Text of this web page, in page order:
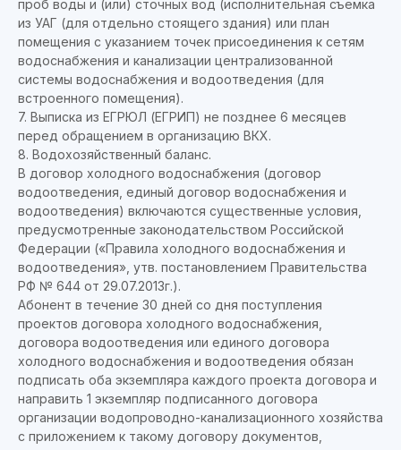
проб воды и (или) сточных вод (исполнительная съемка
из УАГ (для отдельно стоящего здания) или план
помещения с указанием точек присоединения к сетям
водоснабжения и канализации централизованной
системы водоснабжения и водоотведения (для
встроенного помещения).
7. Выписка из ЕГРЮЛ (ЕГРИП) не позднее 6 месяцев
перед обращением в организацию ВКХ.
8. Водохозяйственный баланс.
В договор холодного водоснабжения (договор
водоотведения, единый договор водоснабжения и
водоотведения) включаются существенные условия,
предусмотренные законодательством Российской
Федерации («Правила холодного водоснабжения и
водоотведения», утв. постановлением Правительства
РФ № 644 от 29.07.2013г.).
Абонент в течение 30 дней со дня поступления
проектов договора холодного водоснабжения,
договора водоотведения или единого договора
холодного водоснабжения и водоотведения обязан
подписать оба экземпляра каждого проекта договора и
направить 1 экземпляр подписанного договора
организации водопроводно-канализационного хозяйства
с приложением к такому договору документов,